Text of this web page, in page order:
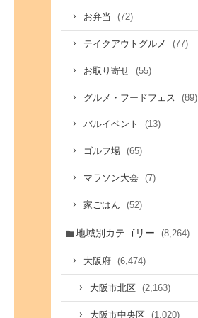
お弁当 (72)
テイクアウトグルメ (77)
お取り寄せ (55)
グルメ・フードフェス (89)
バルイベント (13)
ゴルフ場 (65)
マラソン大会 (7)
家ごはん (52)
地域別カテゴリー (8,264)
大阪府 (6,474)
大阪市北区 (2,163)
大阪市中央区 (1,020)